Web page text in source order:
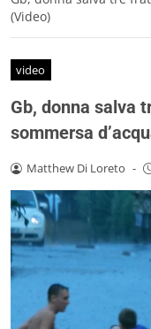
(Video)
video
Gb, donna salva
sommersa
Matthew Di Loreto -